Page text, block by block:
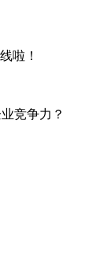
啦！
竞争力？